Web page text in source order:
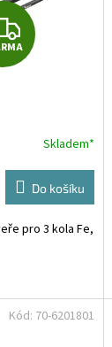
Z
D
R
M
A
Skladem*
Do košíku
pro 3 kola Fe,
Kód: 70-6201801